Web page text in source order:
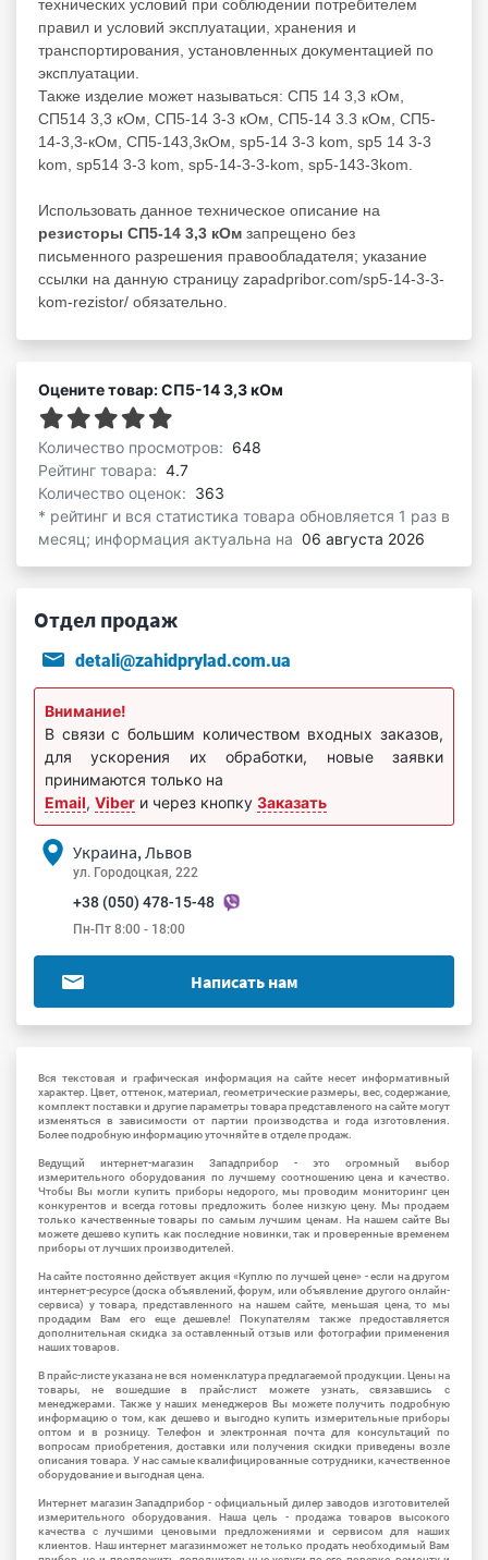
технических условий при соблюдении потребителем
правил и условий эксплуатации, хранения и
транспортирования, установленных документацией по
эксплуатации.
Также изделие может называться: СП5 14 3,3 кОм,
СП514 3,3 кОм, СП5-14 3-3 кОм, СП5-14 3.3 кОм, СП5-
14-3,3-кОм, СП5-143,3кОм, sp5-14 3-3 kom, sp5 14 3-3
kom, sp514 3-3 kom, sp5-14-3-3-kom, sp5-143-3kom.
Использовать данное техническое описание на
резисторы СП5-14 3,3 кОм запрещено без
письменного разрешения правообладателя; указание
ссылки на данную страницу zapadpribor.com/sp5-14-3-3-
kom-rezistor/ обязательно.
Оцените товар: СП5-14 3,3 кОм
Количество просмотров: 648
Рейтинг товара: 4.7
Количество оценок: 363
* рейтинг и вся статистика товара обновляется 1 раз в
месяц; информация актуальна на 06 августа 2026
Отдел продаж
detali@zahidprylad.com.ua
Внимание!
В связи с большим количеством входных заказов,
для ускорения их обработки, новые заявки
принимаются только на
Email, Viber и через кнопку Заказать
Украина, Львов
ул. Городоцкая, 222
+38 (050) 478-15-48
Пн-Пт 8:00 - 18:00
Написать нам
Вся текстовая и графическая информация на сайте несет информативный
характер. Цвет, оттенок, материал, геометрические размеры, вес, содержание,
комплект поставки и другие параметры товара представленого на сайте могут
изменяться в зависимости от партии производства и года изготовления.
Более подробную информацию уточняйте в отделе продаж.
Ведущий интернет-магазин Западприбор - это огромный выбор
измерительного оборудования по лучшему соотношению цена и качество.
Чтобы Вы могли купить приборы недорого, мы проводим мониторинг цен
конкурентов и всегда готовы предложить более низкую цену. Мы продаем
только качественные товары по самым лучшим ценам. На нашем сайте Вы
можете дешево купить как последние новинки, так и проверенные временем
приборы от лучших производителей.
На сайте постоянно действует акция «Куплю по лучшей цене» - если на другом
интернет-ресурсе (доска объявлений, форум, или объявление другого онлайн-
сервиса) у товара, представленного на нашем сайте, меньшая цена, то мы
продадим Вам его еще дешевле! Покупателям также предоставляется
дополнительная скидка за оставленный отзыв или фотографии применения
наших товаров.
В прайс-листе указана не вся номенклатура предлагаемой продукции. Цены на
товары, не вошедшие в прайс-лист можете узнать, связавшись с
менеджерами. Также у наших менеджеров Вы можете получить подробную
информацию о том, как дешево и выгодно купить измерительные приборы
оптом и в розницу. Телефон и электронная почта для консультаций по
вопросам приобретения, доставки или получения скидки приведены возле
описания товара. У нас самые квалифицированные сотрудники, качественное
оборудование и выгодная цена.
Интернет магазин Западприбор - официальный дилер заводов изготовителей
измерительного оборудования. Наша цель - продажа товаров высокого
качества с лучшими ценовыми предложениями и сервисом для наших
клиентов. Наш интернет магазинможет не только продать необходимый Вам